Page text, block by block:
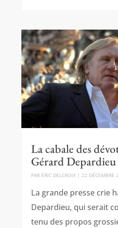
La cabale des
Gérard Depardieu
PAR ÉRIC DELCROIX| 22 DÉCEMBRE
La grande presse crie
Depardieu, qui serait
tenu des propos